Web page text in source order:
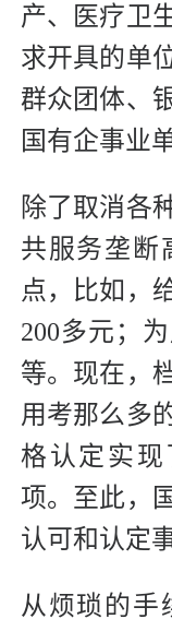
产、医疗卫
求开具的单
群众团体、
国有企事业
除了取消各
共服务垄断
点，比如，
200多元；
等。现在，
用考那么多
格认定实现
项。至此，
认可和认定
从烦琐的手